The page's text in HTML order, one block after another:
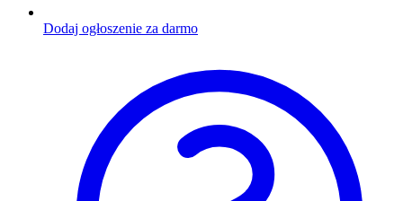
Dodaj ogłoszenie za darmo